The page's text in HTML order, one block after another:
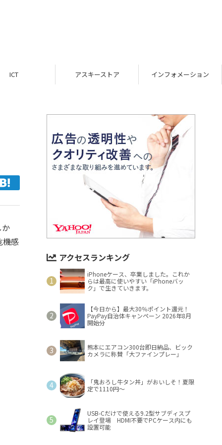
ICT アスキーストア インフォメーション
機感
アクセスランキング
iPhoneケース、卒業しました。これか
らは最高に使いやすい「iPhoneバッ
ク」で生きていきます。
【今日から】最大30％ポイント還元！
PayPay自治体キャンペーン 2026年8月
開始分
熊本にエアコン300台即日納品、ビック
カメラに称賛「大ファインプレー」
「鬼おろし牛タン丼」がおいしそ！夏限
定で1110円～
USB-Cだけで使える9.2型サブディスプ
レイ登場 HDMI不要でPCケース内にも
設置可能